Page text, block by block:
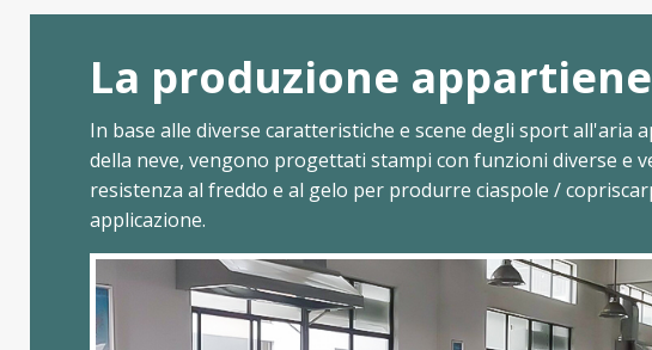
La produzione
In base alle diverse caratteristiche e scene degli sport all'aria
della neve, vengono progettati stampi con funzioni diverse e
resistenza al freddo e al gelo per produrre ciaspole /
applicazione.